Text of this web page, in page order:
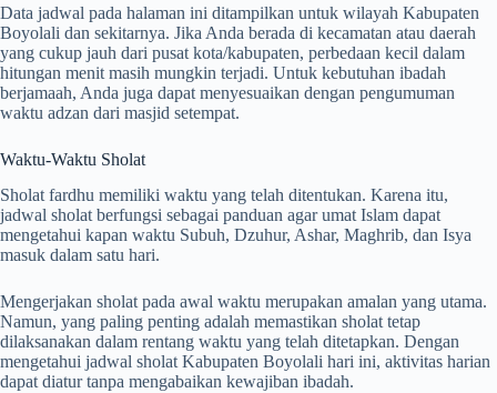
Data jadwal pada halaman ini ditampilkan untuk wilayah Kabupaten
Boyolali dan sekitarnya. Jika Anda berada di kecamatan atau daerah
yang cukup jauh dari pusat kota/kabupaten, perbedaan kecil dalam
hitungan menit masih mungkin terjadi. Untuk kebutuhan ibadah
berjamaah, Anda juga dapat menyesuaikan dengan pengumuman
waktu adzan dari masjid setempat.
Waktu-Waktu Sholat
Sholat fardhu memiliki waktu yang telah ditentukan. Karena itu,
jadwal sholat berfungsi sebagai panduan agar umat Islam dapat
mengetahui kapan waktu Subuh, Dzuhur, Ashar, Maghrib, dan Isya
masuk dalam satu hari.
Mengerjakan sholat pada awal waktu merupakan amalan yang utama.
Namun, yang paling penting adalah memastikan sholat tetap
dilaksanakan dalam rentang waktu yang telah ditetapkan. Dengan
mengetahui jadwal sholat Kabupaten Boyolali hari ini, aktivitas harian
dapat diatur tanpa mengabaikan kewajiban ibadah.